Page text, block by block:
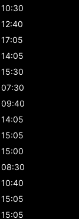
10:30
12:40
17:05
14:05
15:30
07:30
09:40
14:05
15:05
15:00
08:30
10:40
15:05
15:05